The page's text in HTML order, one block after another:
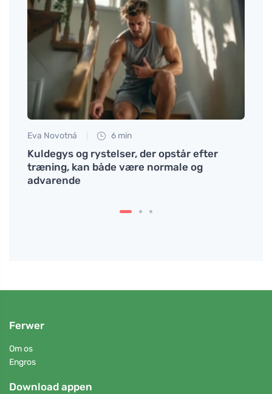
Eva Novotná 6 min
Kuldegys og rystelser, der opstår efter
træning, kan både være normale og
advarende
Ferwer
Om os
Engros
Download appen